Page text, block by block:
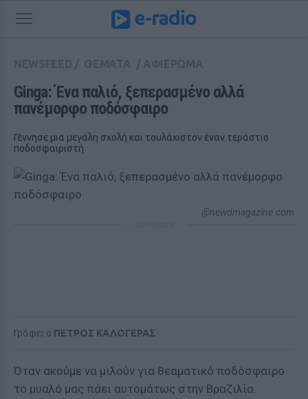
Ginga: Ένα παλιό, ξεπερασμένο αλλά
πανέμορφο ποδόσφαιρο
Γέννησε μια μεγάλη σχολή και τουλάχιστον έναν τεράστιο
ποδοσφαιριστή
@newdmagazine.com
Γράφει ο ΠΕΤΡΟΣ ΚΑΛΟΓΕΡΑΣ
Όταν ακούμε να μιλούν για θεαματικό ποδόσφαιρο
το μυαλό μας πάει αυτομάτως στην Βραζιλία.